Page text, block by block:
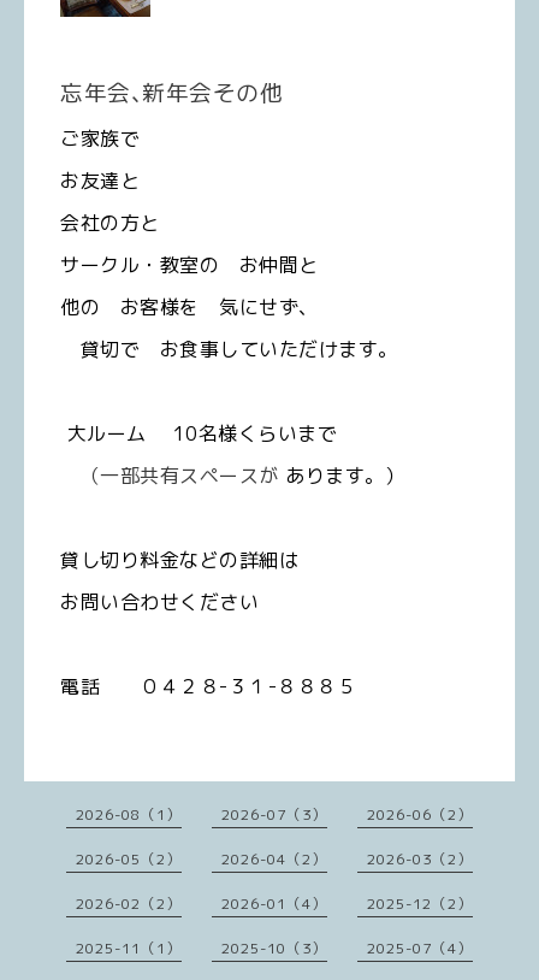
忘年会､新年会その他
ご家族で
お友達と
会社の方と
サークル・教室の お仲間と
他の お客様を 気にせず、
貸切で お食事していただけます。
大ルーム 10名様くらいまで
（一部共有スペースが あります。）
貸し切り料金などの詳細は
お問い合わせください
電話 ０４２８-３１-８８８５
2026-08（1） 2026-07（3） 2026-06（2）
2026-05（2） 2026-04（2） 2026-03（2）
2026-02（2） 2026-01（4） 2025-12（2）
2025-11（1） 2025-10（3） 2025-07（4）